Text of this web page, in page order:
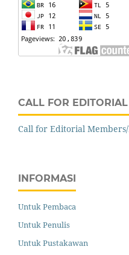
CALL FOR
Call for Editorial
INFORMASI
Untuk Pembaca
Untuk Penulis
Untuk Pustakawan